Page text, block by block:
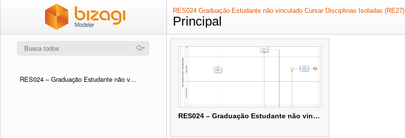
RES024 Graduação Estudante não vinculado Cursar Disciplinas Isoladas (RE27)
Principal
RES024 – Graduação Estudante não vinculado – Cursar Disciplinas Isoladas (RE27)
RES024 – Graduação Estudante não vinculado – Cursar Disciplinas Isoladas (RE27)